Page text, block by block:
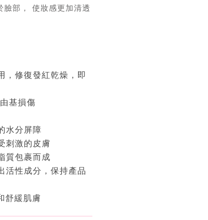
臉部， 使妝感更加清透
，修復發紅乾燥，即
基損傷
水分屏障
刺激的皮膚
質包裹而成
活性成分，保持產品
舒緩肌膚